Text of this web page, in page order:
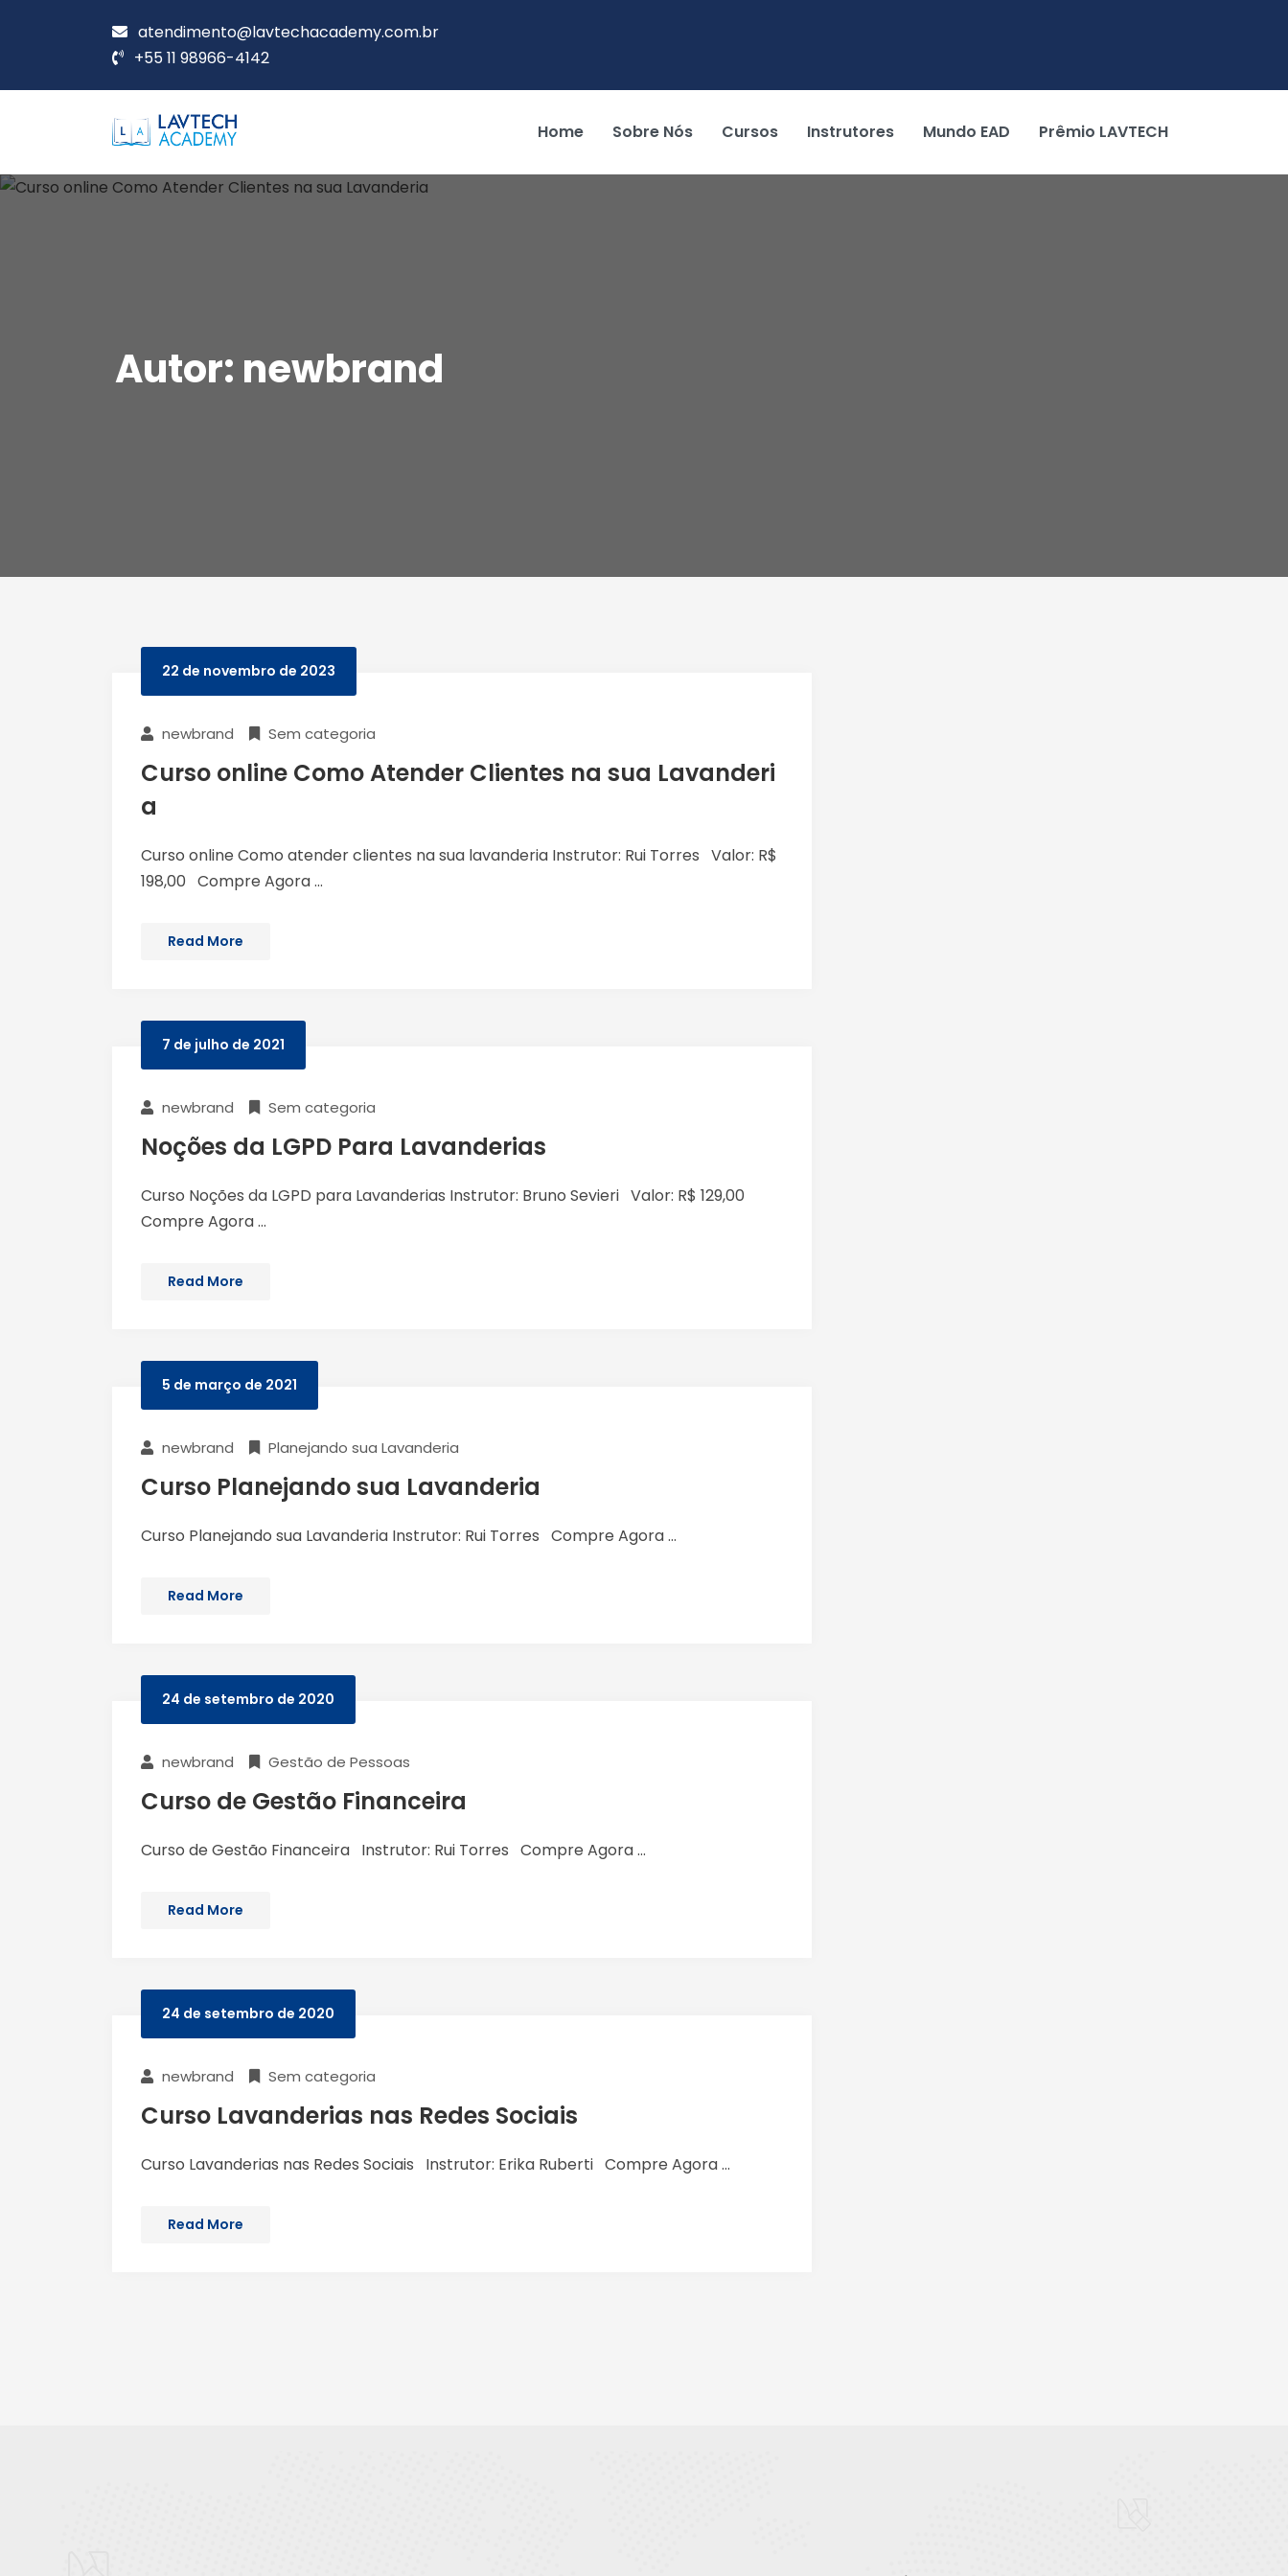
atendimento@lavtechacademy.com.br
+55 11 98966-4142
Home Sobre Nós Cursos Instrutores Mundo EAD Prêmio LAVTECH
Autor: newbrand
22 de novembro de 2023
newbrand Sem categoria
Curso online Como Atender Clientes na sua Lavanderi
a
Curso online Como atender clientes na sua lavanderia Instrutor: Rui Torres Valor: R$
198,00 Compre Agora ...
Read More
7 de julho de 2021
newbrand Sem categoria
Noções da LGPD Para Lavanderias
Curso Noções da LGPD para Lavanderias Instrutor: Bruno Sevieri Valor: R$ 129,00
Compre Agora ...
Read More
5 de março de 2021
newbrand Planejando sua Lavanderia
Curso Planejando sua Lavanderia
Curso Planejando sua Lavanderia Instrutor: Rui Torres Compre Agora ...
Read More
24 de setembro de 2020
newbrand Gestão de Pessoas
Curso de Gestão Financeira
Curso de Gestão Financeira Instrutor: Rui Torres Compre Agora ...
Read More
24 de setembro de 2020
newbrand Sem categoria
Curso Lavanderias nas Redes Sociais
Curso Lavanderias nas Redes Sociais Instrutor: Erika Ruberti Compre Agora ...
Read More